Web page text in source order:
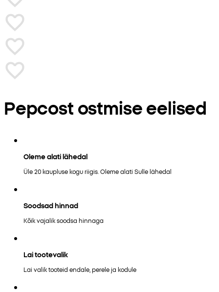
Pepcost ostmise eelised
Oleme alati lähedal
Üle 20 kaupluse kogu riigis. Oleme alati Sulle lähedal
Soodsad hinnad
Kõik vajalik soodsa hinnaga
Lai tootevalik
Lai valik tooteid endale, perele ja kodule